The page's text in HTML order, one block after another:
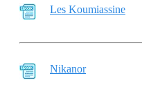
Les Koumiassine
Nikanor